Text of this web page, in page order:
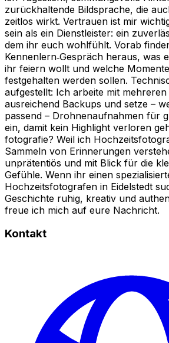
zurückhaltende Bildsprache, die
zeitlos wirkt. Vertrauen ist mir
sein als ein Dienstleister: ein
dem ihr euch wohlfühlt. Vorab
Kennenlern‑Gespräch heraus, was
ihr feiern wollt und welche
festgehalten werden sollen.
aufgestellt: Ich arbeite mit mehreren
ausreichend Backups und setze –
passend – Drohnenaufnahmen für
ein, damit kein Highlight verloren
fotografie? Weil ich
Sammeln von Erinnerungen
unprätentiös und mit Blick für die
Gefühle. Wenn ihr einen
Hochzeitsfotografen in Eidelstedt
Geschichte ruhig, kreativ und
freue ich mich auf eure Nachricht.
Kontakt